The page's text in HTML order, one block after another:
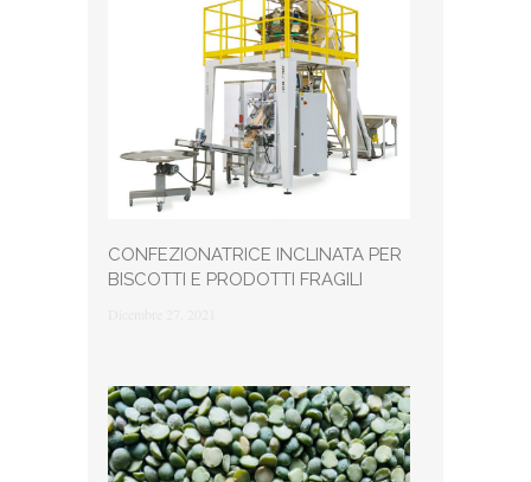
CONFEZIONATRICE INCLINATA PER
BISCOTTI E PRODOTTI FRAGILI